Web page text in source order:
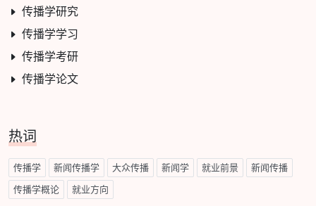
传播学研究
传播学学习
传播学考研
传播学论文
热词
传播学 新闻传播学 大众传播 新闻学 就业前景 新闻传播
传播学概论 就业方向